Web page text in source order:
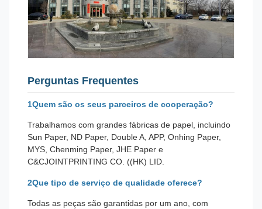
Perguntas Frequentes
1Quem são os seus parceiros de cooperação?
Trabalhamos com grandes fábricas de papel, incluindo
Sun Paper, ND Paper, Double A, APP, Onhing Paper,
MYS, Chenming Paper, JHE Paper e
C&CJOINTPRINTING CO. ((HK) LID.
2Que tipo de serviço de qualidade oferece?
Todas as peças são garantidas por um ano, com